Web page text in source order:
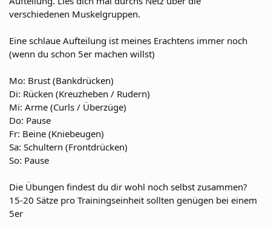
verschiedenen Muskelgruppen.
Eine schlaue Aufteilung ist meines Erachtens immer noch
(wenn du schon 5er machen willst)
Mo: Brust (Bankdrücken)
Di: Rücken (Kreuzheben / Rudern)
Mi: Arme (Curls / Überzüge)
Do: Pause
Fr: Beine (Kniebeugen)
Sa: Schultern (Frontdrücken)
So: Pause
Die Übungen findest du dir wohl noch selbst zusammen?
15-20 Sätze pro Trainingseinheit sollten genügen bei einem
5er